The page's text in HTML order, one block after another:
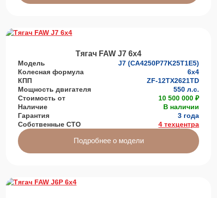
Тягач FAW J7 6х4
Модель
J7 (CA4250P77K25T1E5)
Колесная формула
6x4
КПП
ZF-12TX2621TD
Мощность двигателя
550 л.с.
Стоимость от
10 500 000 ₽
Наличие
В наличии
Гарантия
3 года
Собственные СТО
4 техцентра
Подробнее о модели